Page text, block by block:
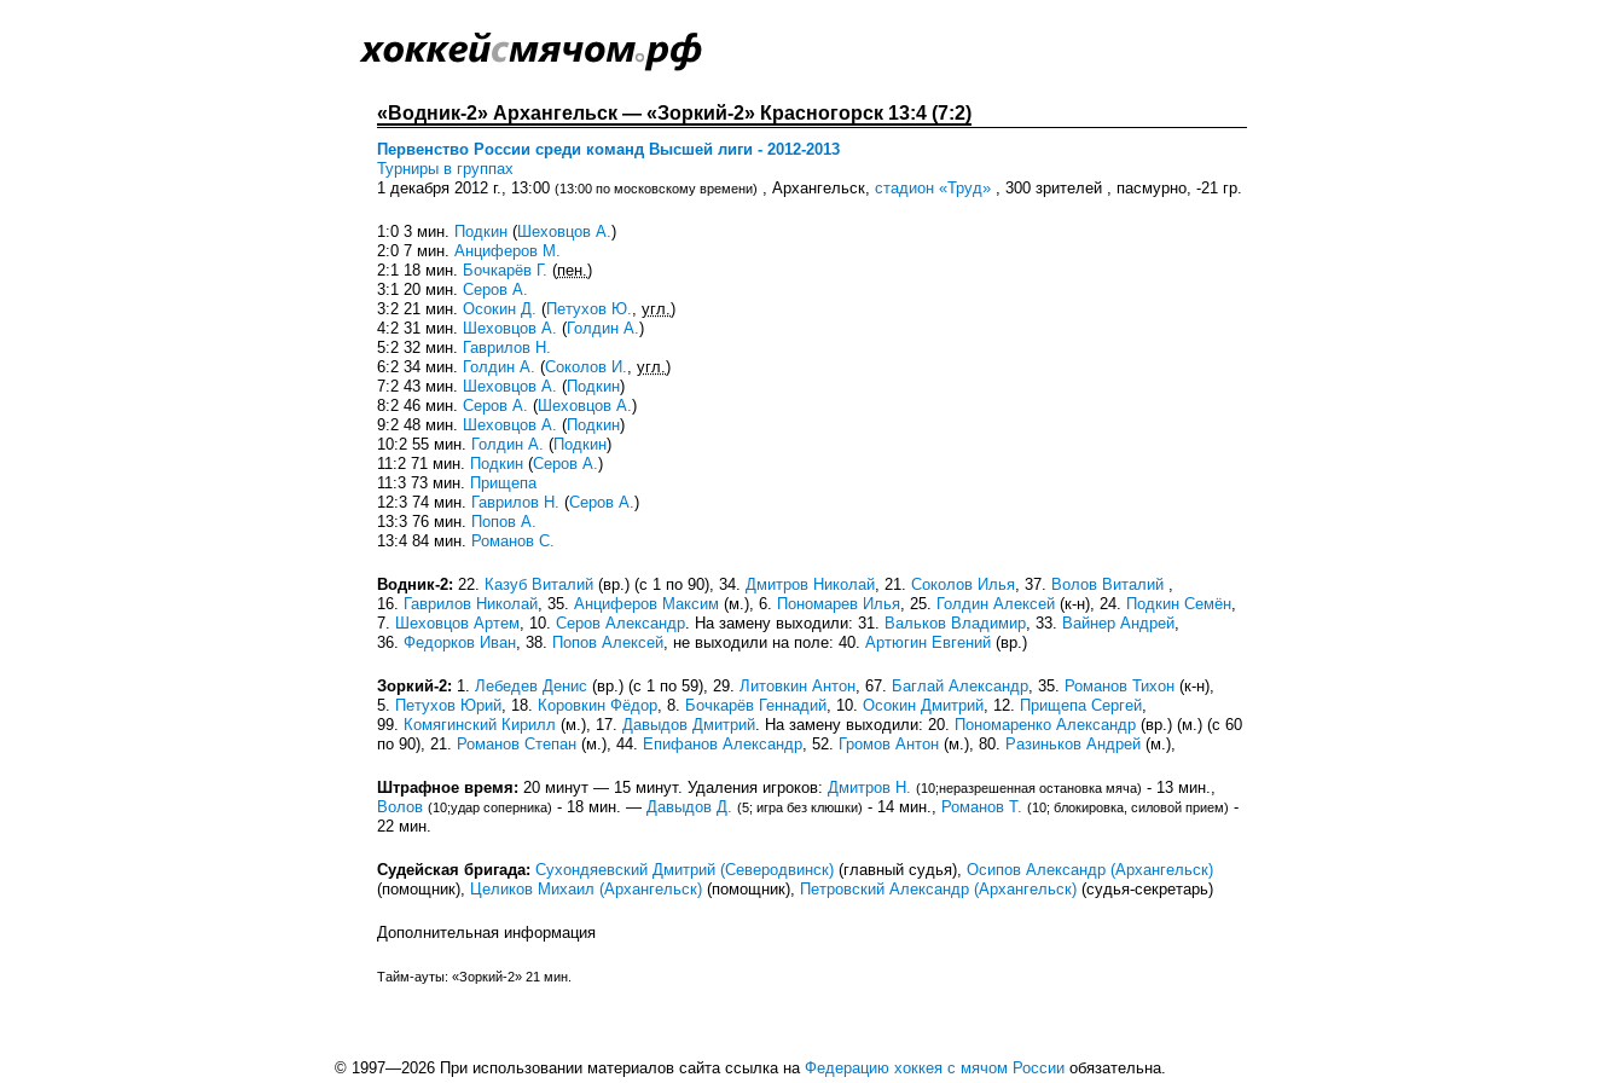
«Водник-2» Архангельск — «Зоркий-2» Красногорск 13:4 (7:2)
Первенство России среди команд Высшей лиги - 2012-2013
Турниры в группах
1 декабря 2012 г., 13:00 (13:00 по московскому времени) , Архангельск, стадион «Труд» , 300 зрителей , пасмурно, -21 гр.
1:0 3 мин. Подкин (Шеховцов А.)
2:0 7 мин. Анциферов М.
2:1 18 мин. Бочкарёв Г. (пен.)
3:1 20 мин. Серов А.
3:2 21 мин. Осокин Д. (Петухов Ю., угл.)
4:2 31 мин. Шеховцов А. (Голдин А.)
5:2 32 мин. Гаврилов Н.
6:2 34 мин. Голдин А. (Соколов И., угл.)
7:2 43 мин. Шеховцов А. (Подкин)
8:2 46 мин. Серов А. (Шеховцов А.)
9:2 48 мин. Шеховцов А. (Подкин)
10:2 55 мин. Голдин А. (Подкин)
11:2 71 мин. Подкин (Серов А.)
11:3 73 мин. Прищепа
12:3 74 мин. Гаврилов Н. (Серов А.)
13:3 76 мин. Попов А.
13:4 84 мин. Романов С.
Водник-2: 22. Казуб Виталий (вр.) (с 1 по 90), 34. Дмитров Николай, 21. Соколов Илья, 37. Волов Виталий ,
16. Гаврилов Николай, 35. Анциферов Максим (м.), 6. Пономарев Илья, 25. Голдин Алексей (к-н), 24. Подкин Семён,
7. Шеховцов Артем, 10. Серов Александр. На замену выходили: 31. Вальков Владимир, 33. Вайнер Андрей,
36. Федорков Иван, 38. Попов Алексей, не выходили на поле: 40. Артюгин Евгений (вр.)
Зоркий-2: 1. Лебедев Денис (вр.) (с 1 по 59), 29. Литовкин Антон, 67. Баглай Александр, 35. Романов Тихон (к-н),
5. Петухов Юрий, 18. Коровкин Фёдор, 8. Бочкарёв Геннадий, 10. Осокин Дмитрий, 12. Прищепа Сергей,
99. Комягинский Кирилл (м.), 17. Давыдов Дмитрий. На замену выходили: 20. Пономаренко Александр (вр.) (м.) (с 60
по 90), 21. Романов Степан (м.), 44. Епифанов Александр, 52. Громов Антон (м.), 80. Разиньков Андрей (м.),
Штрафное время: 20 минут — 15 минут. Удаления игроков: Дмитров Н. (10;неразрешенная остановка мяча) - 13 мин.,
Волов (10;удар соперника) - 18 мин. — Давыдов Д. (5; игра без клюшки) - 14 мин., Романов Т. (10; блокировка, силовой прием) -
22 мин.
Судейская бригада: Сухондяевский Дмитрий (Северодвинск) (главный судья), Осипов Александр (Архангельск)
(помощник), Целиков Михаил (Архангельск) (помощник), Петровский Александр (Архангельск) (судья-секретарь)
Дополнительная информация
Тайм-ауты: «Зоркий-2» 21 мин.
© 1997—2026 При использовании материалов сайта ссылка на Федерацию хоккея с мячом России обязательна.